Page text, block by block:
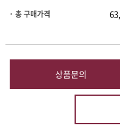
· 총 구매가격
상품문의